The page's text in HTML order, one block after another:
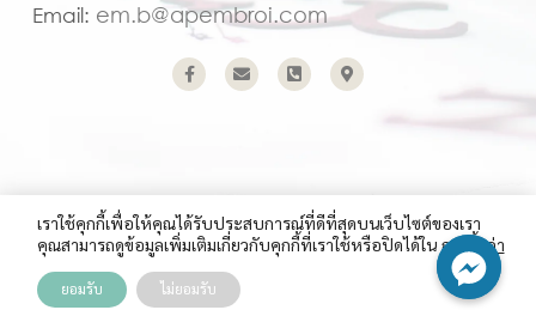
Email: em.b@apembroi.com
Copyright (C) 2023 A.P. Embroidery Company Limited
เราใช้คุกกี้เพื่อให้คุณได้รับประสบการณ์ที่ดีที่สุดบนเว็บไซต์ของเรา
คุณสามารถดูข้อมูลเพิ่มเติมเกี่ยวกับคุกกี้ที่เราใช้หรือปิดได้ในการตั้งค่า
ยอมรับ ไม่ยอมรับ